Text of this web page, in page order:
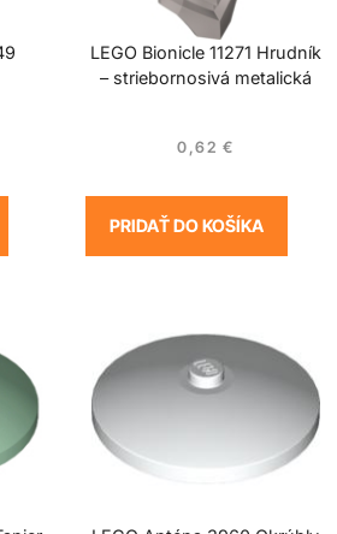
LEGO Bionicle 11271 Hrudník
– striebornosivá metalická
0,62 €
PRIDAŤ DO KOŠÍKA